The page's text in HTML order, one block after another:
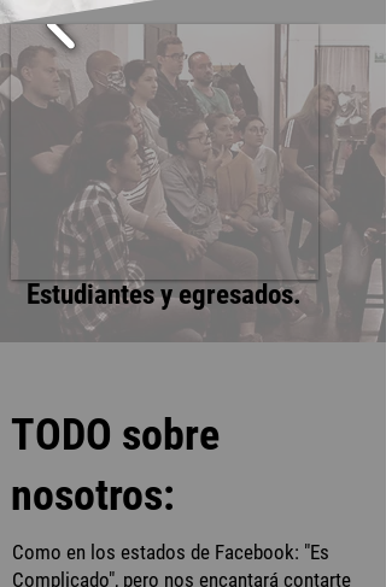
Estudiantes y egresados.
TODO sobre
nosotros:
Como en los estados de Facebook: "Es
Complicado", pero nos encantará contarte